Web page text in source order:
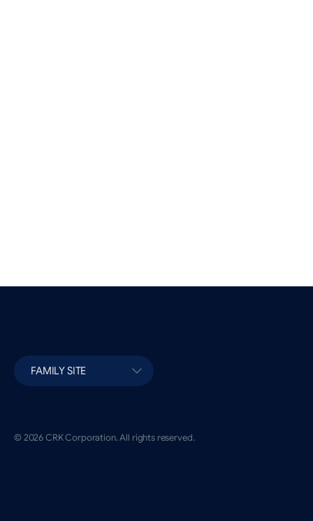
FAMILY SITE
© 2026 CRK Corporation. All rights reserved.